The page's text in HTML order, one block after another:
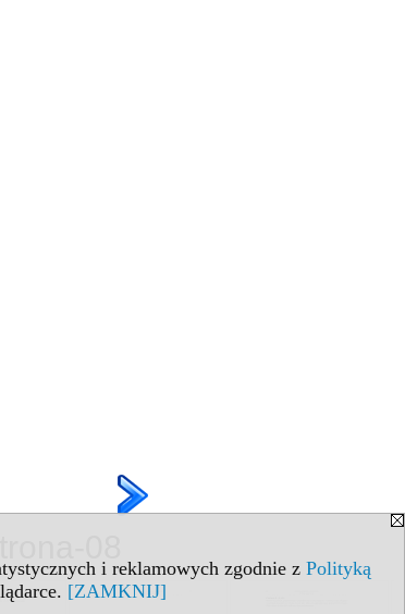
i reklamowych zgodnie z Polityką
[ZAMKNIJ]